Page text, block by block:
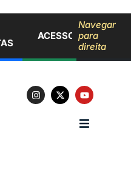
ACESSO À
Navegar
para
direita